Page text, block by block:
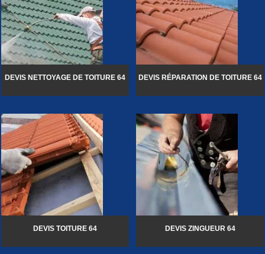
DEVIS NETTOYAGE DE TOITURE 64 DEVIS RÉPARATION DE TOITURE 64
DEVIS TOITURE 64 DEVIS ZINGUEUR 64